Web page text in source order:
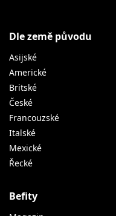
Dle země původu
Asijské
Americké
Britské
České
Francouzské
Italské
Mexické
Řecké
Befity